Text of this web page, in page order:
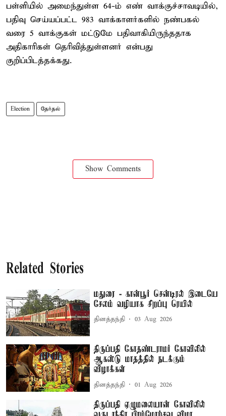
பள்ளியில் அமைந்துள்ள 64-ம் எண் வாக்குச்சாவடியில்,
பதிவு செய்யப்பட்ட 983 வாக்காளர்களில் நண்பகல்
வரை 5 வாக்குகள் மட்டுமே பதிவாகியிருந்ததாக
அதிகாரிகள் தெரிவித்துள்ளனர் என்பது
குறிப்பிடத்தக்கது.
Election தேர்தல்
Show Comments
Related Stories
மதுரை - கான்பூர் சென்டிரல் இடையே
சேலம் வழியாக சிறப்பு ரெயில்
தினத்தந்தி 03 Aug 2026
திருப்பதி கோதண்டராமர் கோவிலில்
ஆகஸ்டு மாதத்தில் நடக்கும்
விழாக்கள்
தினத்தந்தி 01 Aug 2026
திருப்பதி ஏழுமலையான் கோவிலில்